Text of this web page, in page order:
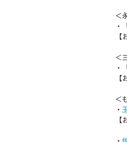
＜
・
【
＜
・
【
＜
・
【